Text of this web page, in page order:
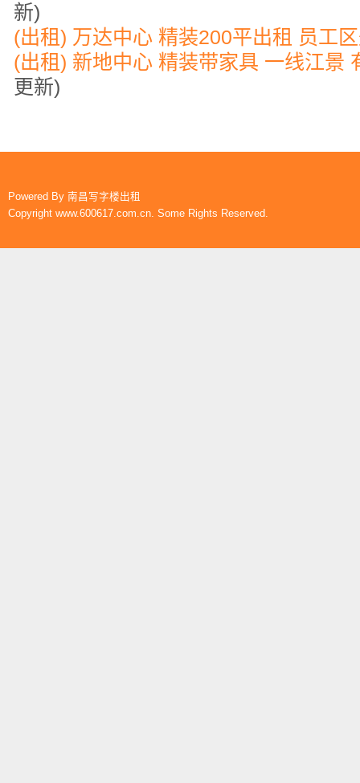
新)
(出租) 万达中心 精装200平出租 员工
(出租) 新地中心 精装带家具 一线江景
更新)
Powered By 南昌写字楼出租
Copyright www.600617.com.cn. Some Rights Reserved.